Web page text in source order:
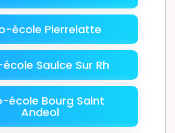
école Pierrelatte
Saulce Sur Rh
école Bourg Saint
Andeol